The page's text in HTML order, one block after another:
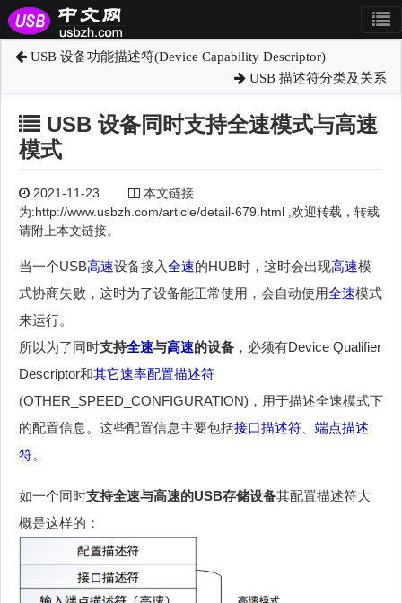
USB 设备功能描述符(Device Capability Descriptor)
USB 描述符分类及关系
USB 设备同时支持全速模式与高速
模式
2021-11-23
本文链接
为:http://www.usbzh.com/article/detail-679.html ,欢迎转载，转载
请附上本文链接。
当一个USB高速设备接入全速的HUB时，这时会出现高速模
式协商失败，这时为了设备能正常使用，会自动使用全速模式
来运行。
所以为了同时支持全速与高速的设备 ，必须有Device Qualifier
Descriptor和其它速率配置描述符
(OTHER_SPEED_CONFIGURATION)，用于描述全速模式下
的配置信息。这些配置信息主要包括接口描述符
端点描述
符。
如一个同时支持全速与高速的USB存储设备其配置描述符大
概是这样的：